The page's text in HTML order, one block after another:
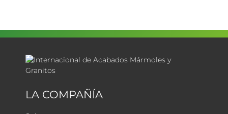
LA COMPAÑÍA